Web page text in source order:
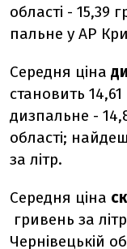
області - 15,39
пальне у АР
Середня ціна
становить
дизпальне -
області;
за літр.
Середня ціна
гривень за
Чернівецькій